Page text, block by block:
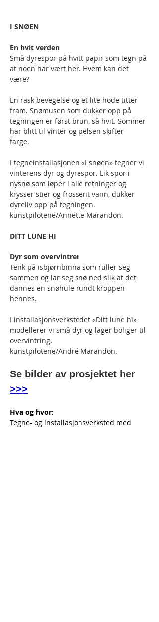
I SNØEN
En hvit verden
Små dyrespor på hvitt papir som tegn på
at noen har vært her. Hvem kan det
være?
En rask bevegelse og et lite hode titter
fram. Snømusen som dukker opp på
tegningen er først brun, så hvit. Sommer
har blitt til vinter og pelsen skifter
farge.
I tegneinstallasjonen «I snøen» tegner vi
vinterens dyr og dyrespor. Lik spor i
nysnø som løper i alle retninger og
krysser stier og frossent vann, dukker
dyreliv opp på tegningen.
kunstpilotene/Annette Marandon.
DITT LUNE HI
Dyr som overvintrer
Tenk på isbjørnbinna som ruller seg
sammen og lar seg snø ned slik at det
dannes en snøhule rundt kroppen
hennes.
I installasjonsverkstedet «Ditt lune hi»
modellerer vi små dyr og lager boliger til
overvintring.
kunstpilotene/André Marandon.
Se bilder av prosjektet her
>>>
Hva og hvor:
Tegne- og installasjonsverksted med